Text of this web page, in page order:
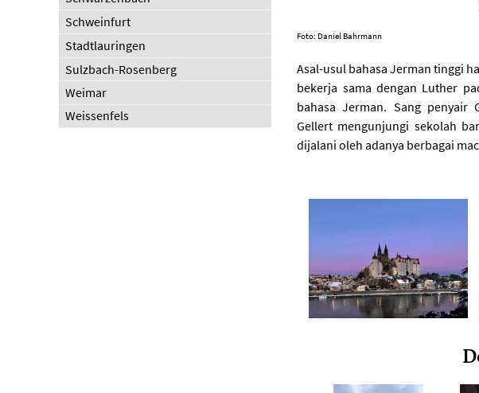
Schweinfurt
Stadtlauringen
Sulzbach-Rosenberg
Weimar
Weissenfels
Foto: Daniel Bahrmann
Asal-usul bahasa Jerman tinggi
bekerja sama dengan Luther
bahasa Jerman. Sang penyair
Gellert mengunjungi sekolah
dijalani oleh adanya berbagai